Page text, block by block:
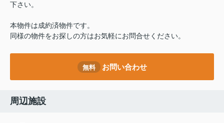
下さい。
本物件は成約済物件です。
同様の物件をお探しの方はお気軽にお問合せください。
無料 お問い合わせ
周辺施設